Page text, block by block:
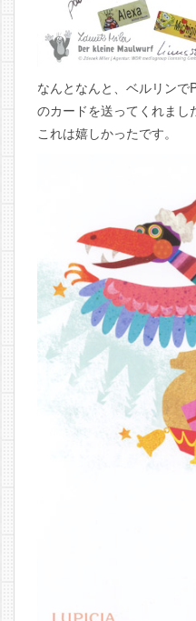
なんとなんと、ベルリン
のカードを送ってくれまし
これは嬉しかったです。